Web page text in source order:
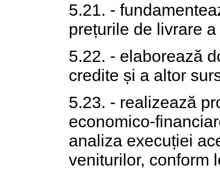
5.21. -
prețurile de livrare
5.22. - elaborează
credite și a altor
5.23. - realizează
economico-
analiza execuției
veniturilor, conform